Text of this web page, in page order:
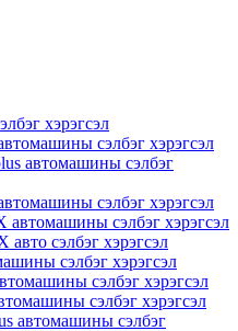
хэрэгсэл
сэлбэг хэрэгсэл
автомашины сэлбэг
сэлбэг хэрэгсэл
автомашины сэлбэг хэрэгсэл
сэлбэг хэрэгсэл
сэлбэг хэрэгсэл
сэлбэг хэрэгсэл
сэлбэг хэрэгсэл
автомашины сэлбэг